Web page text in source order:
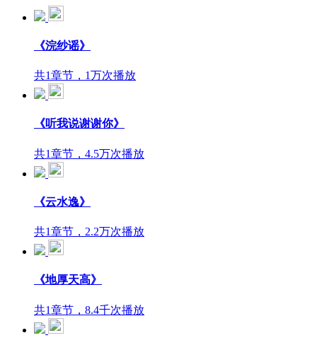
《浣纱谣》
共1章节，1万次播放
《听我说谢谢你》
共1章节，4.5万次播放
《云水逸》
共1章节，2.2万次播放
《地厚天高》
共1章节，8.4千次播放